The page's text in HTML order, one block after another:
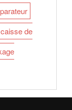
caisse de